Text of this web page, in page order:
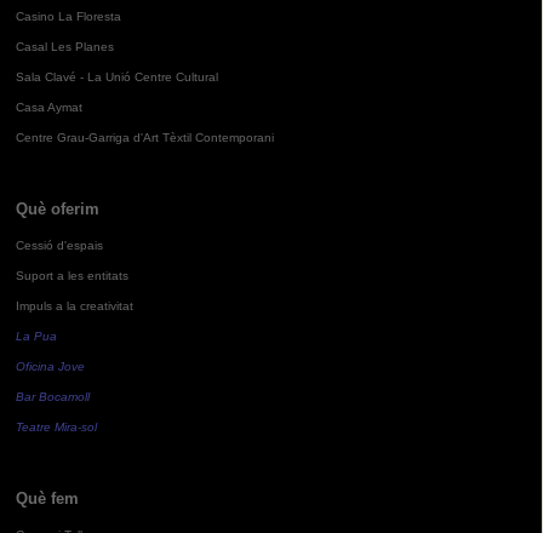
Casino La Floresta
Casal Les Planes
Sala Clavé - La Unió Centre Cultural
Casa Aymat
Centre Grau-Garriga d'Art Tèxtil Contemporani
Què oferim
Cessió d'espais
Suport a les entitats
Impuls a la creativitat
La Pua
Oficina Jove
Bar Bocamoll
Teatre Mira-sol
Què fem